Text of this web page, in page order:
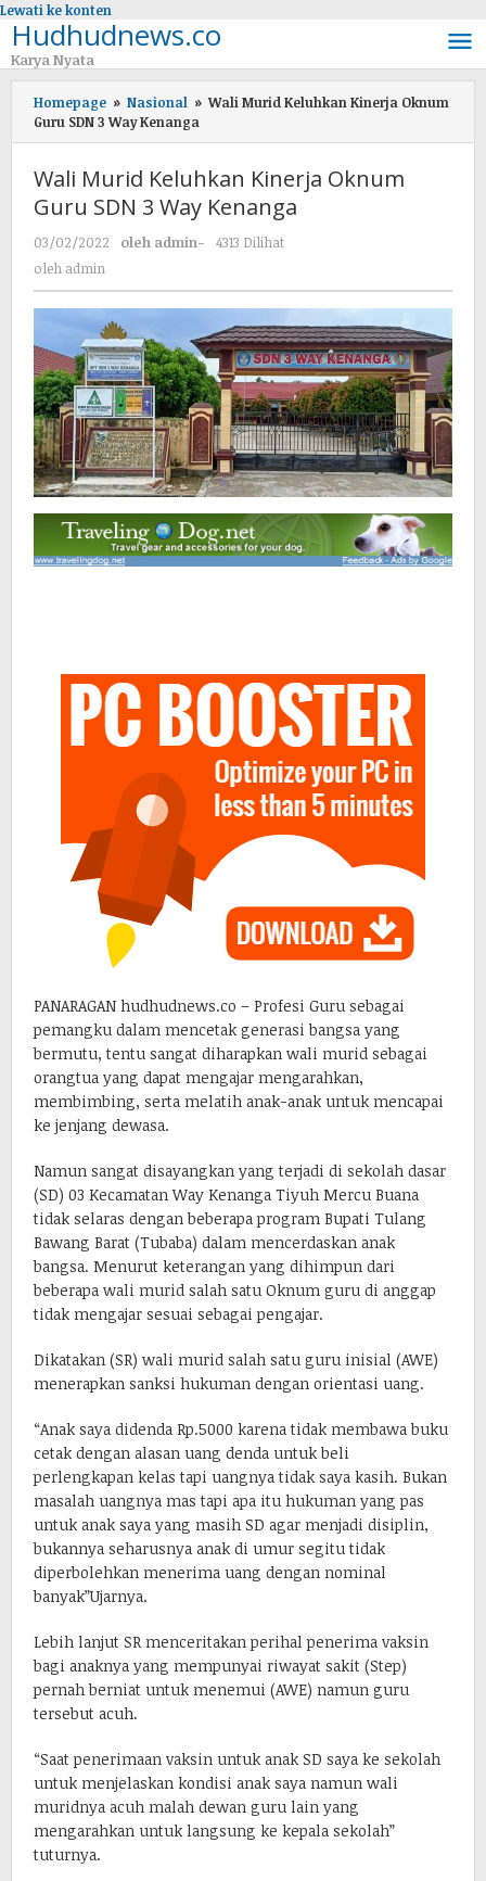
Lewati ke konten
Hudhudnews.co
Karya Nyata
Homepage » Nasional » Wali Murid Keluhkan Kinerja Oknum
Guru SDN 3 Way Kenanga
Wali Murid Keluhkan Kinerja Oknum
Guru SDN 3 Way Kenanga
03/02/2022 oleh admin-
4313 Dilihat
oleh admin
PANARAGAN hudhudnews.co – Profesi Guru sebagai
pemangku dalam mencetak generasi bangsa yang
bermutu, tentu sangat diharapkan wali murid sebagai
orangtua yang dapat mengajar mengarahkan,
membimbing, serta melatih anak-anak untuk mencapai
ke jenjang dewasa.
Namun sangat disayangkan yang terjadi di sekolah dasar
(SD) 03 Kecamatan Way Kenanga Tiyuh Mercu Buana
tidak selaras dengan beberapa program Bupati Tulang
Bawang Barat (Tubaba) dalam mencerdaskan anak
bangsa. Menurut keterangan yang dihimpun dari
beberapa wali murid salah satu Oknum guru di anggap
tidak mengajar sesuai sebagai pengajar.
Dikatakan (SR) wali murid salah satu guru inisial (AWE)
menerapkan sanksi hukuman dengan orientasi uang.
“Anak saya didenda Rp.5000 karena tidak membawa buku
cetak dengan alasan uang denda untuk beli
perlengkapan kelas tapi uangnya tidak saya kasih. Bukan
masalah uangnya mas tapi apa itu hukuman yang pas
untuk anak saya yang masih SD agar menjadi disiplin,
bukannya seharusnya anak di umur segitu tidak
diperbolehkan menerima uang dengan nominal
banyak”Ujarnya.
Lebih lanjut SR menceritakan perihal penerima vaksin
bagi anaknya yang mempunyai riwayat sakit (Step)
pernah berniat untuk menemui (AWE) namun guru
tersebut acuh.
“Saat penerimaan vaksin untuk anak SD saya ke sekolah
untuk menjelaskan kondisi anak saya namun wali
muridnya acuh malah dewan guru lain yang
mengarahkan untuk langsung ke kepala sekolah”
tuturnya.